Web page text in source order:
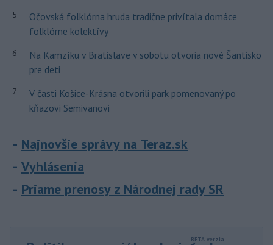
5
Očovská folklórna hruda tradične privítala domáce
folklórne kolektívy
6
Na Kamzíku v Bratislave v sobotu otvoria nové Šantisko
pre deti
7
V časti Košice-Krásna otvorili park pomenovaný po
kňazovi Semivanovi
Najnovšie správy na Teraz.sk
Vyhlásenia
Priame prenosy z Národnej rady SR